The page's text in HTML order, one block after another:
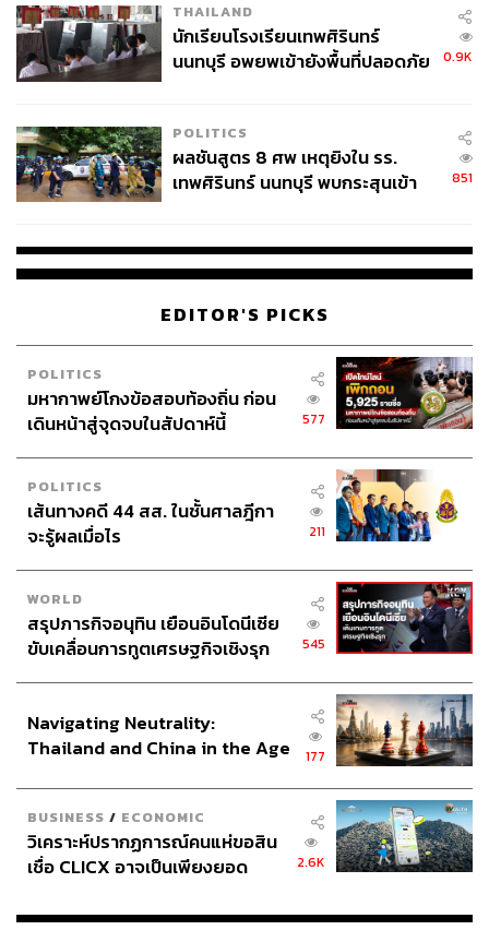
THAILAND
นักเรียนโรงเรียนเทพศิรินทร์
นนทบุรี อพยพเข้ายังพื้นที่ปลอดภัย
0.9K
POLITICS
ผลชันสูตร 8 ศพ เหตุยิงใน รร.
เทพศิรินทร์ นนทบุรี พบกระสุนเข้า
851
EDITOR'S PICKS
POLITICS
มหากาพย์โกงข้อสอบท้องถิ่น ก่อน
เดินหน้าสู่จุดจบในสัปดาห์นี้
577
POLITICS
เส้นทางคดี 44 สส. ในชั้นศาลฎีกา
จะรู้ผลเมื่อไร
211
WORLD
สรุปภารกิจอนุทิน เยือนอินโดนีเซีย
ขับเคลื่อนการทูตเศรษฐกิจเชิงรุก
545
Navigating Neutrality:
Thailand and China in the Age
177
BUSINESS / ECONOMIC
วิเคราะห์ปรากฏการณ์คนแห่ขอสิน
เชื่อ CLICX อาจเป็นเพียงยอด
เรือนไทยที่ถูกซุกไว้
2.6K